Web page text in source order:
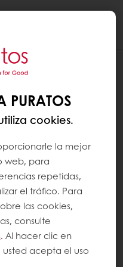
ENTREGA
de entrega
¿Puedo elegir una
de entrega
permanece sin
varias fechas
su fecha de
a su
PURATOS
cookies.
la mejor
web, para
repetidas,
el tráfico. Para
las cookies,
consulte
. Al hacer clic en
usted acepta el uso